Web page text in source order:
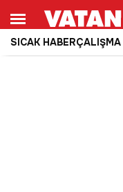
SICAK HABERÇALIŞMA